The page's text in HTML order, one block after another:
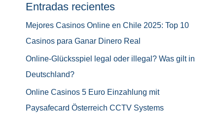
Entradas recientes
Mejores Casinos Online en Chile 2025: Top 10
Casinos para Ganar Dinero Real
Online-Glücksspiel legal oder illegal? Was gilt in
Deutschland?
Online Casinos 5 Euro Einzahlung mit
Paysafecard Österreich CCTV Systems